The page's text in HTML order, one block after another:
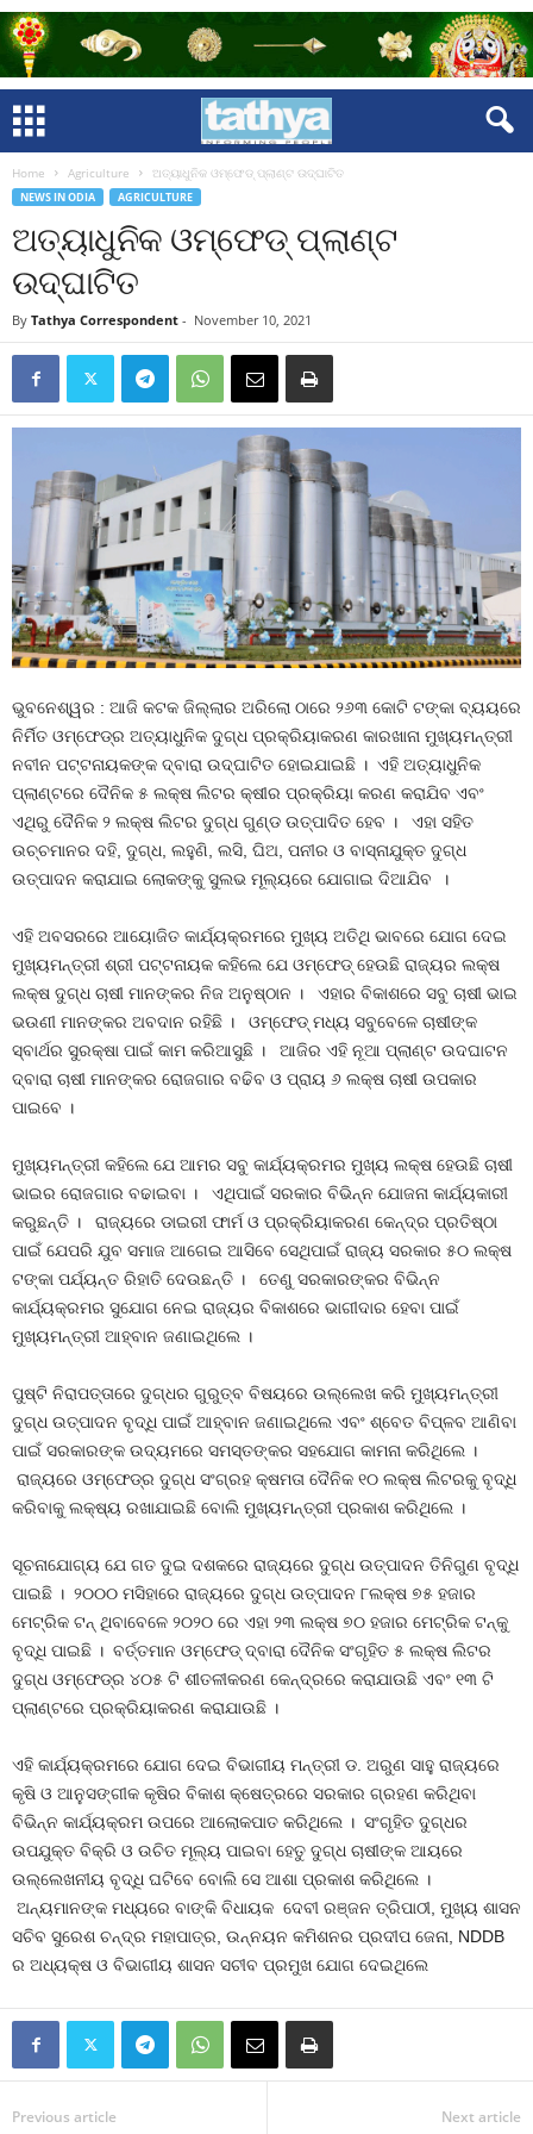
Home Agriculture ଅତ୍ୟାଧୁନିକ ଓମ୍‌ଫେଡ୍‌ ପ୍ଲାଣ୍ଟ ଉଦ୍‌ଘାଟିତ
NEWS IN ODIA AGRICULTURE
ଅତ୍ୟାଧୁନିକ ଓମ୍‌ଫେଡ୍‌ ପ୍ଲାଣ୍ଟ
ଉଦ୍‌ଘାଟିତ
By Tathya Correspondent - November 10, 2021
ଭୁବନେଶ୍ୱର : ଆଜି କଟକ ଜିଲ୍ଲାର ଅରିଲୋ ଠାରେ ୨୬୩ କୋଟି ଟଙ୍କା ବ୍ୟୟରେ
ନିର୍ମିତ ଓମ୍‌ଫେଡ୍‌ର ଅତ୍ୟାଧୁନିକ ଦୁଗ୍ଧ ପ୍ରକ୍ରିୟାକରଣ କାରଖାନା ମୁଖ୍ୟମନ୍ତ୍ରୀ
ନବୀନ ପଟ୍ଟନାୟକଙ୍କ ଦ୍ବାରା ଉଦ୍‌ଘାଟିତ ହୋଇଯାଇଛି । ଏହି ଅତ୍ୟାଧୁନିକ
ପ୍ଲାଣ୍ଟରେ ଦୈନିକ ୫ ଲକ୍ଷ ଲିଟର କ୍ଷୀର ପ୍ରକ୍ରିୟା କରଣ କରାଯିବ ଏବଂ
ଏଥିରୁ ଦୈନିକ ୨ ଲକ୍ଷ ଲିଟର ଦୁଗ୍ଧ ଗୁଣ୍ଡ ଉତ୍ପାଦିତ ହେବ । ଏହା ସହିତ
ଉଚ୍ଚମାନର ଦହି, ଦୁଗ୍ଧ, ଲହୁଣି, ଲସି, ଘିଅ, ପନୀର ଓ ବାସ୍ନାଯୁକ୍ତ ଦୁଗ୍ଧ
ଉତ୍ପାଦନ କରାଯାଇ ଲୋକଙ୍କୁ ସୁଲଭ ମୂଲ୍ୟରେ ଯୋଗାଇ ଦିଆଯିବ ।
ଏହି ଅବସରରେ ଆୟୋଜିତ କାର୍ଯ୍ୟକ୍ରମରେ ମୁଖ୍ୟ ଅତିଥି ଭାବରେ ଯୋଗ ଦେଇ
ମୁଖ୍ୟମନ୍ତ୍ରୀ ଶ୍ରୀ ପଟ୍ଟନାୟକ କହିଲେ ଯେ ଓମ୍‌ଫେଡ୍‌ ହେଉଛି ରାଜ୍ୟର ଲକ୍ଷ
ଲକ୍ଷ ଦୁଗ୍ଧ ଚାଷୀ ମାନଙ୍କର ନିଜ ଅନୁଷ୍ଠାନ । ଏହାର ବିକାଶରେ ସବୁ ଚାଷୀ ଭାଇ
ଭଉଣୀ ମାନଙ୍କର ଅବଦାନ ରହିଛି । ଓମ୍‌ଫେଡ୍‌ ମଧ୍ୟ ସବୁବେଳେ ଚାଷୀଙ୍କ
ସ୍ବାର୍ଥର ସୁରକ୍ଷା ପାଇଁ କାମ କରିଆସୁଛି । ଆଜିର ଏହି ନୂଆ ପ୍ଲାଣ୍ଟ ଉଦଘାଟନ
ଦ୍ବାରା ଚାଷୀ ମାନଙ୍କର ରୋଜଗାର ବଢିବ ଓ ପ୍ରାୟ ୬ ଲକ୍ଷ ଚାଷୀ ଉପକାର
ପାଇବେ ।
ମୁଖ୍ୟମନ୍ତ୍ରୀ କହିଲେ ଯେ ଆମର ସବୁ କାର୍ଯ୍ୟକ୍ରମର ମୁଖ୍ୟ ଲକ୍ଷ ହେଉଛି ଚାଷୀ
ଭାଇର ରୋଜଗାର ବଢାଇବା । ଏଥିପାଇଁ ସରକାର ବିଭିନ୍ନ ଯୋଜନା କାର୍ଯ୍ୟକାରୀ
କରୁଛନ୍ତି । ରାଜ୍ୟରେ ଡାଇରୀ ଫାର୍ମ ଓ ପ୍ରକ୍ରିୟାକରଣ କେନ୍ଦ୍ର ପ୍ରତିଷ୍ଠା
ପାଇଁ ଯେପରି ଯୁବ ସମାଜ ଆଗେଇ ଆସିବେ ସେଥିପାଇଁ ରାଜ୍ୟ ସରକାର ୫୦ ଲକ୍ଷ
ଟଙ୍କା ପର୍ଯ୍ୟନ୍ତ ରିହାତି ଦେଉଛନ୍ତି । ତେଣୁ ସରକାରଙ୍କର ବିଭିନ୍ନ
କାର୍ଯ୍ୟକ୍ରମର ସୁଯୋଗ ନେଇ ରାଜ୍ୟର ବିକାଶରେ ଭାଗୀଦାର ହେବା ପାଇଁ
ମୁଖ୍ୟମନ୍ତ୍ରୀ ଆହ୍ବାନ ଜଣାଇଥିଲେ ।
ପୁଷ୍ଟି ନିରାପତ୍ତାରେ ଦୁଗ୍ଧର ଗୁରୁତ୍ବ ବିଷୟରେ ଉଲ୍ଲେଖ କରି ମୁଖ୍ୟମନ୍ତ୍ରୀ
ଦୁଗ୍ଧ ଉତ୍ପାଦନ ବୃଦ୍ଧି ପାଇଁ ଆହ୍ବାନ ଜଣାଇଥିଲେ ଏବଂ ଶ୍ବେତ ବିପ୍ଳବ ଆଣିବା
ପାଇଁ ସରକାରଙ୍କ ଉଦ୍ୟମରେ ସମସ୍ତଙ୍କର ସହଯୋଗ କାମନା କରିଥିଲେ ।
ରାଜ୍ୟରେ ଓମ୍‌ଫେଡ୍‌ର ଦୁଗ୍ଧ ସଂଗ୍ରହ କ୍ଷମତା ଦୈନିକ ୧୦ ଲକ୍ଷ ଲିଟରକୁ ବୃଦ୍ଧି
କରିବାକୁ ଲକ୍ଷ୍ୟ ରଖାଯାଇଛି ବୋଲି ମୁଖ୍ୟମନ୍ତ୍ରୀ ପ୍ରକାଶ କରିଥିଲେ ।
ସୂଚନାଯୋଗ୍ୟ ଯେ ଗତ ଦୁଇ ଦଶକରେ ରାଜ୍ୟରେ ଦୁଗ୍ଧ ଉତ୍ପାଦନ ତିନିଗୁଣ ବୃଦ୍ଧି
ପାଇଛି । ୨୦୦୦ ମସିହାରେ ରାଜ୍ୟରେ ଦୁଗ୍ଧ ଉତ୍ପାଦନ ୮ଲକ୍ଷ ୭୫ ହଜାର
ମେଟ୍ରିକ ଟନ୍‌ ଥିବାବେଳେ ୨୦୨୦ ରେ ଏହା ୨୩ ଲକ୍ଷ ୭୦ ହଜାର ମେଟ୍ରିକ ଟନ୍‌କୁ
ବୃଦ୍ଧି ପାଇଛି । ବର୍ତ୍ତମାନ ଓମ୍‌ଫେଡ୍‌ ଦ୍ବାରା ଦୈନିକ ସଂଗୃହିତ ୫ ଲକ୍ଷ ଲିଟର
ଦୁଗ୍ଧ ଓମ୍‌ଫେଡ୍‌ର ୪୦୫ ଟି ଶୀତଳୀକରଣ କେନ୍ଦ୍ରରେ କରାଯାଉଛି ଏବଂ ୧୩ ଟି
ପ୍ଲାଣ୍ଟରେ ପ୍ରକ୍ରିୟାକରଣ କରାଯାଉଛି ।
ଏହି କାର୍ଯ୍ୟକ୍ରମରେ ଯୋଗ ଦେଇ ବିଭାଗୀୟ ମନ୍ତ୍ରୀ ଡ. ଅରୁଣ ସାହୁ ରାଜ୍ୟରେ
କୃଷି ଓ ଆନୁସଙ୍ଗୀକ କୃଷିର ବିକାଶ କ୍ଷେତ୍ରରେ ସରକାର ଗ୍ରହଣ କରିଥିବା
ବିଭିନ୍ନ କାର୍ଯ୍ୟକ୍ରମ ଉପରେ ଆଲୋକପାତ କରିଥିଲେ । ସଂଗୃହିତ ଦୁଗ୍ଧର
ଉପଯୁକ୍ତ ବିକ୍ରି ଓ ଉଚିତ ମୂଲ୍ୟ ପାଇବା ହେତୁ ଦୁଗ୍ଧ ଚାଷୀଙ୍କ ଆୟରେ
ଉଲ୍ଲେଖନୀୟ ବୃଦ୍ଧି ଘଟିବେ ବୋଲି ସେ ଆଶା ପ୍ରକାଶ କରିଥିଲେ ।
ଅନ୍ୟମାନଙ୍କ ମଧ୍ୟରେ ବାଙ୍କି ବିଧାୟକ ଦେବୀ ରଞ୍ଜନ ତ୍ରିପାଠୀ, ମୁଖ୍ୟ ଶାସନ
ସଚିବ ସୁରେଶ ଚନ୍ଦ୍ର ମହାପାତ୍ର, ଉନ୍ନୟନ କମିଶନର ପ୍ରଦୀପ ଜେନା, NDDB
ର ଅଧ୍ୟକ୍ଷ ଓ ବିଭାଗୀୟ ଶାସନ ସଚୀବ ପ୍ରମୁଖ ଯୋଗ ଦେଇଥିଲେ
Previous article Next article